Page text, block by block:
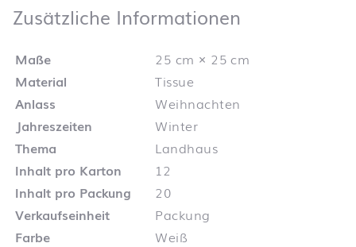
Zusätzliche Informationen
Maße
25 cm × 25 cm
Material
Tissue
Anlass
Weihnachten
Jahreszeiten
Winter
Thema
Landhaus
Inhalt pro Karton
12
Inhalt pro Packung
20
Verkaufseinheit
Packung
Farbe
Weiß